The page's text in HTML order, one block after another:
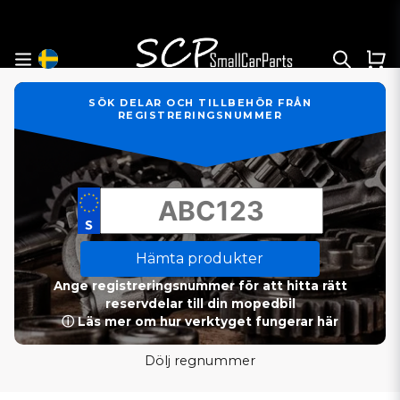
SÖK DELAR OCH TILLBEHÖR FRÅN
REGISTRERINGSNUMMER
Hämta produkter
Ange registreringsnummer för att hitta rätt
reservdelar till din mopedbil
ⓘ Läs mer om hur verktyget fungerar här
Dölj regnummer